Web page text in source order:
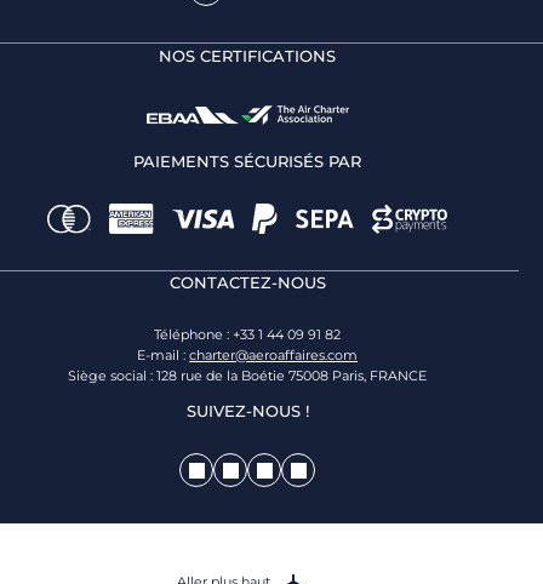
NOS CERTIFICATIONS
PAIEMENTS SÉCURISÉS PAR
CONTACTEZ-NOUS
Téléphone : +33 1 44 09 91 82
E-mail : charter@aeroaffaires.com
Siège social : 128 rue de la Boétie 75008 Paris, FRANCE
SUIVEZ-NOUS !